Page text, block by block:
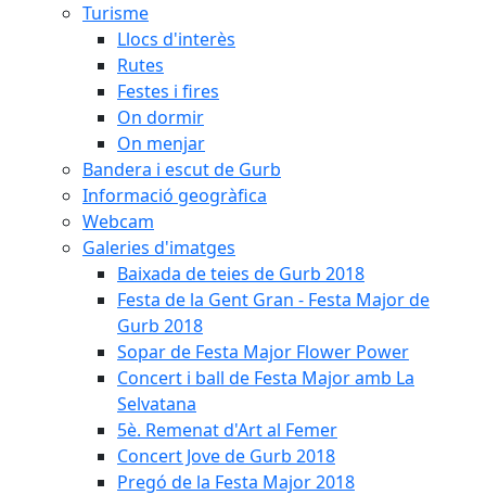
Turisme
Llocs d'interès
Rutes
Festes i fires
On dormir
On menjar
Bandera i escut de Gurb
Informació geogràfica
Webcam
Galeries d'imatges
Baixada de teies de Gurb 2018
Festa de la Gent Gran - Festa Major de
Gurb 2018
Sopar de Festa Major Flower Power
Concert i ball de Festa Major amb La
Selvatana
5è. Remenat d'Art al Femer
Concert Jove de Gurb 2018
Pregó de la Festa Major 2018